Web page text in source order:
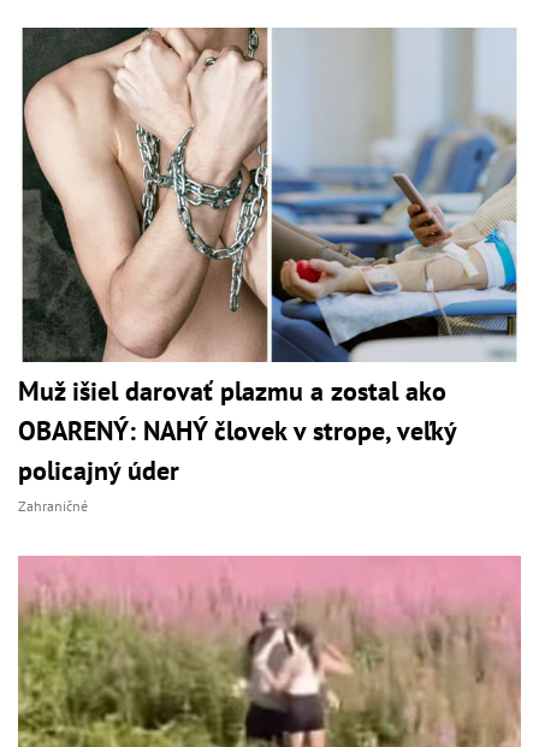
Muž išiel darovať plazmu a zostal ako
OBARENÝ: NAHÝ človek v strope, veľký
policajný úder
Zahraničné